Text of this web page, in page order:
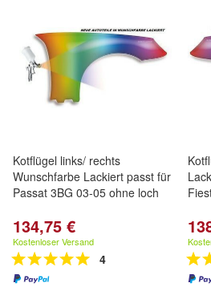
Kotflügel links/ rechts
Wunschfarbe Lackiert passt für
Passat 3BG 03-05 ohne loch
134,75 €
Kostenloser Versand
4